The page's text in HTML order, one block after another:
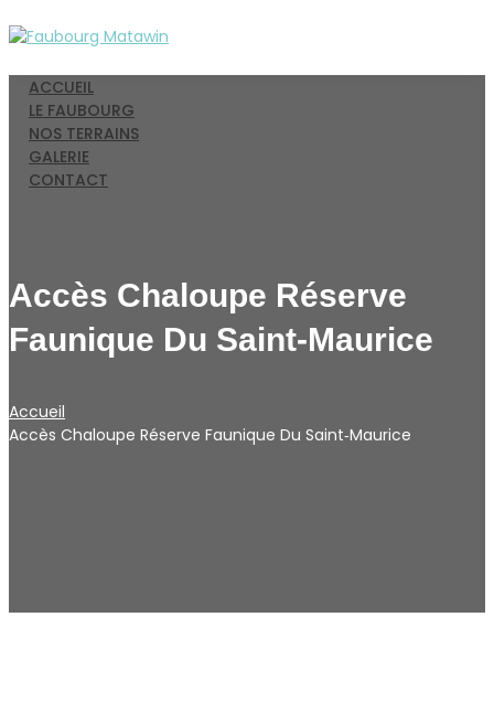
ACCUEIL
LE FAUBOURG
NOS TERRAINS
GALERIE
CONTACT
Accès Chaloupe Réserve
Faunique Du Saint‑Maurice
Accueil
Accès Chaloupe Réserve Faunique Du Saint‑Maurice